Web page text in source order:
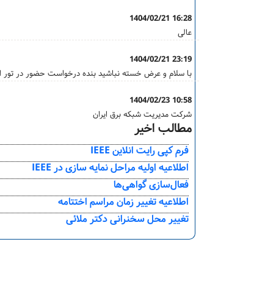
1404/02/21 16:28
عالی
1404/02/21 23:19
با سلام و عرض خسته نباشید بنده درخواست حضور در تور
1404/02/23 10:58
شرکت مدیریت شبکه برق ایران
مطالب اخیر
فرم کپی رایت انلاین IEEE
اطلاعیه اولیه مراحل نمایه سازی در IEEE
فعال‌سازی گواهی‌ها
اطلاعیه تغییر زمان مراسم اختتامه
تغییر محل سخنرانی دکتر ملائی